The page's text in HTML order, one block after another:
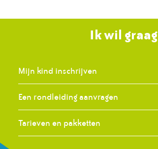
Ik wil graag
Mijn kind inschrijven
Een rondleiding aanvragen
Tarieven en pakketten